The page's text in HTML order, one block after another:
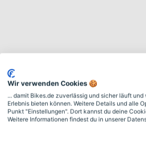
Wir verwenden Cookies 🍪
... damit Bikes.de zuverlässig und sicher läuft
Erlebnis bieten können. Weitere Details und alle
Punkt "Einstellungen". Dort kannst du deine
Weitere Informationen findest du in unserer